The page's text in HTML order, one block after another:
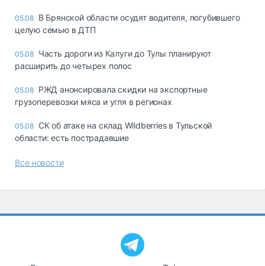
05.08 В Брянской области осудят водителя, погубившего
целую семью в ДТП
05.08 Часть дороги из Калуги до Тулы планируют
расширить до четырех полос
05.08 РЖД анонсировала скидки на экспортные
грузоперевозки мяса и угля в регионах
05.08 СК об атаке на склад Wildberries в Тульской
области: есть пострадавшие
Все новости